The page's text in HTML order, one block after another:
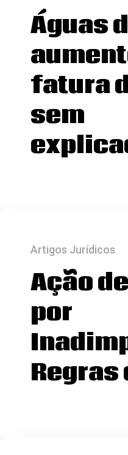
Águas
fatura
sem
Artigos Jurídicos
Ação
por
Regras